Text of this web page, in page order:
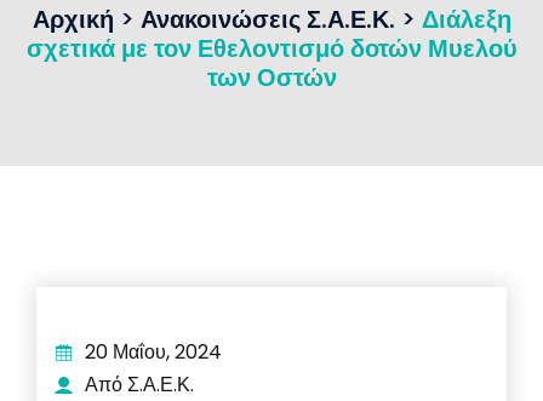
Αρχική > Ανακοινώσεις Σ.Α.Ε.Κ. > Διάλεξη
σχετικά με τον Εθελοντισμό δοτών Μυελού
των Οστών
20 Μαΐου, 2024
Από Σ.Α.Ε.Κ.